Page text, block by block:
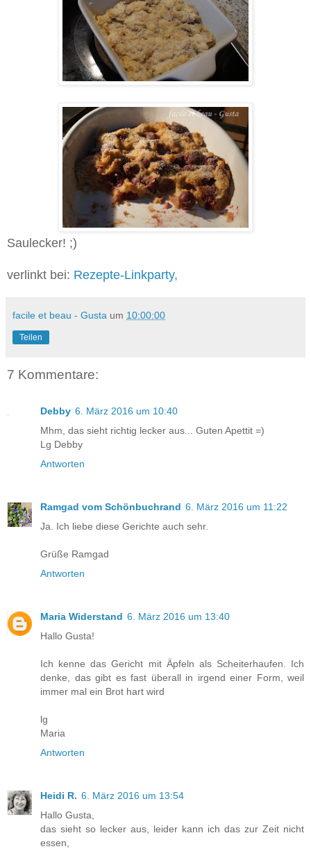
Saulecker! ;)
verlinkt bei: Rezepte-Linkparty,
facile et beau - Gusta um 10:00:00
Teilen
7 Kommentare:
Debby 6. März 2016 um 10:40
Mhm, das sieht richtig lecker aus... Guten Apettit =)
Lg Debby
Antworten
Ramgad vom Schönbuchrand 6. März 2016 um 11:22
Ja. Ich liebe diese Gerichte auch sehr.
Grüße Ramgad
Antworten
Maria Widerstand 6. März 2016 um 13:40
Hallo Gusta!
Ich kenne das Gericht mit Äpfeln als Scheiterhaufen. Ich
denke, das gibt es fast überall in irgend einer Form, weil
immer mal ein Brot hart wird
lg
Maria
Antworten
Heidi R. 6. März 2016 um 13:54
Hallo Gusta,
das sieht so lecker aus, leider kann ich das zur Zeit nicht
essen,